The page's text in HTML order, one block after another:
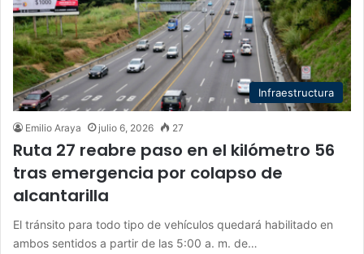
Infraestructura
Emilio Araya julio 6, 2026 27
Ruta 27 reabre paso en el kilómetro 56
tras emergencia por colapso de
alcantarilla
El tránsito para todo tipo de vehículos quedará habilitado en
ambos sentidos a partir de las 5:00 a. m. de…